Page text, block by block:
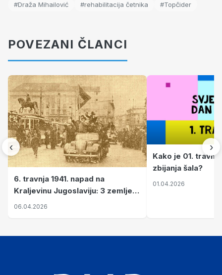
#Draža Mihailović
#rehabilitacija četnika #Topčider
POVEZANI ČLANCI
‹
6. travnja 1941. napad na
Kraljevinu Jugoslaviju: 3 zemlje
nastale njenim raspadom
06.04.2026
Kako je 01.
zbijanja šala?
01.04.2026
›